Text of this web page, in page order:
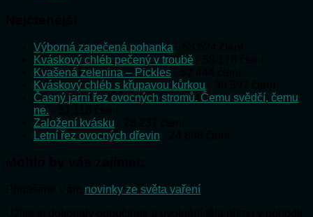
Výborná zapečená pohanka
Kváskový chléb pečený v troubě
Kvašená zelenina – Pickles
Kváskový chléb s křupavou kůrkou
Časný jarní řez ovocných stromů. Čemu svědčí, čemu
ne.
Založení kvásku
Letní řez ovocných dřevin
novinky ze světa vaření